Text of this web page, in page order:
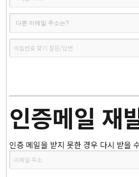
인증메일 재
인증 메일을 받지 못한 경우 다시 받을